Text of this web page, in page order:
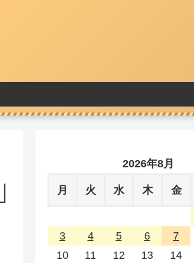
2026年8月
月 火 水 木 金
3
4 5 6 7
10
11 12 13 14